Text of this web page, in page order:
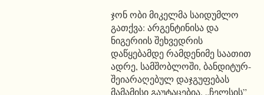
ჯონ ობი მიკელმა საიდუმლო
გათქვა: არგენტინისა და
ნიგერიის შეხვედრის
დაწყებამდე რამდენიმე საათით
ადრე, სამშობლოში, ბანდიტურ-
შეიარაღებულ დაჯგუფებას
მამამისი გაუტაცებია. „ჩელსის”